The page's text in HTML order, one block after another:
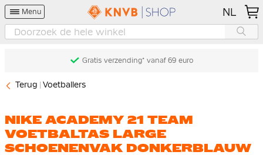
Menu NL
Gratis verzending* vanaf 69 euro
Terug Voetballers
NIKE ACADEMY 21 TEAM
VOETBALTAS LARGE
SCHOENENVAK DONKERBLAUW